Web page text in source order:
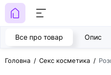
Головна Секс косметика
Все про товар Опис